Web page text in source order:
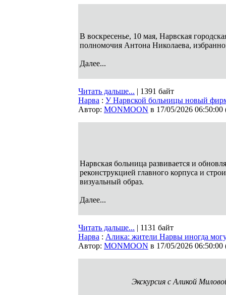
В воскресенье, 10 мая, Нарвская
полномочия Антона Николаева,
Далее...
Читать дальше... | 1391 байт
Нарва : У Нарвской больницы новый
Автор: MONMOON в 17/05/2026 06:50:00
Нарвская больница развивается и
реконструкцией главного корпуса и
визуальный образ.
Далее...
Читать дальше... | 1131 байт
Нарва : Алика: жители Нарвы иногда
Автор: MONMOON в 17/05/2026 06:50:00
Экскурсия с Аликой